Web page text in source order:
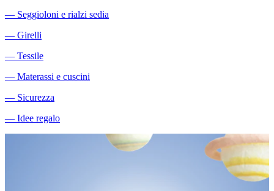
― Seggioloni e rialzi sedia
― Girelli
― Tessile
― Materassi e cuscini
― Sicurezza
― Idee regalo